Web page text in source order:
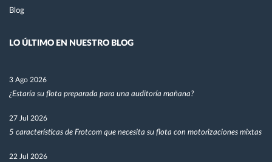
Blog
LO ÚLTIMO EN NUESTRO BLOG
3 Ago 2026
¿Estaría su flota preparada para una auditoría mañana?
27 Jul 2026
5 características de Frotcom que necesita su flota con motorizaciones mixtas
22 Jul 2026